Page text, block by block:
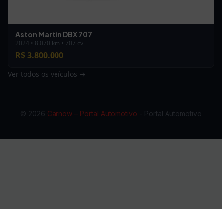
Aston Martin DBX 707
2024 • 8.070 km • 707 cv
R$ 3.800.000
Ver todos os veículos →
© 2026 Carnow – Portal Automotivo - Portal Automotivo